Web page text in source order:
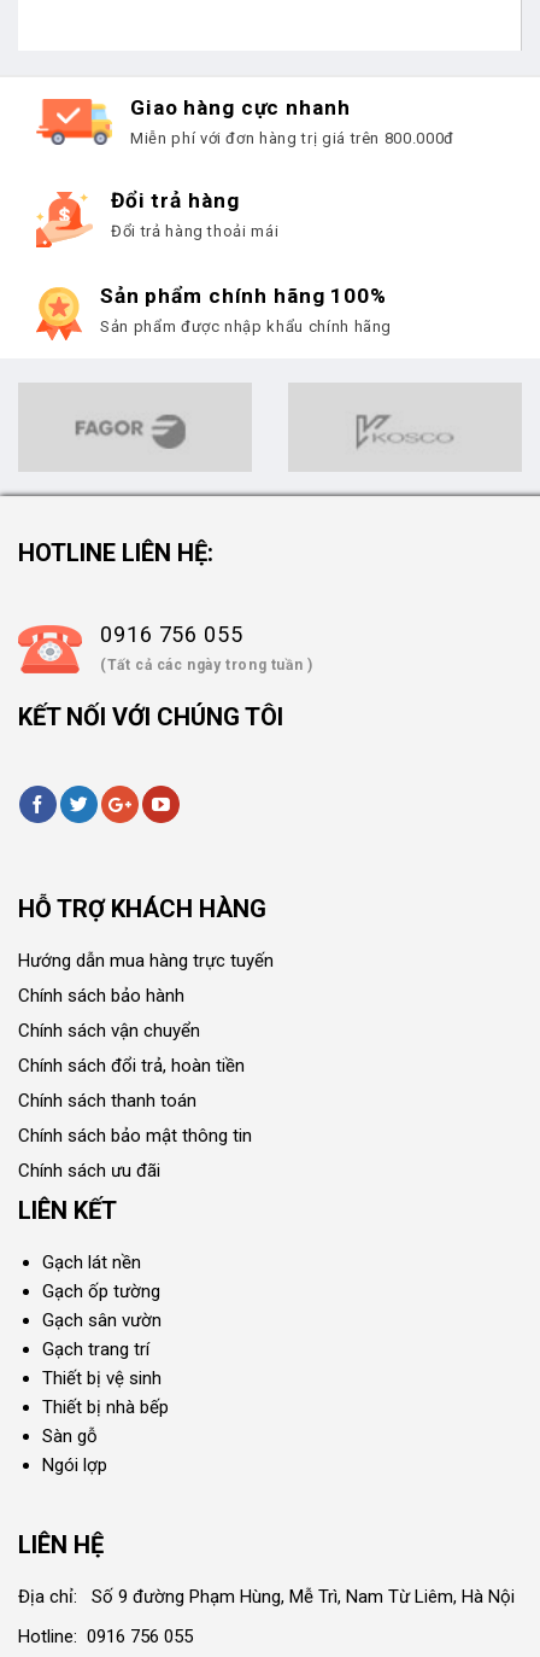
Giao hàng cực nhanh
Miễn phí với đơn hàng trị giá trên 800.000đ
Đổi trả hàng
Đổi trả hàng thoải mái
Sản phẩm chính hãng 100%
Sản phẩm được nhập khẩu chính hãng
HOTLINE LIÊN HỆ:
0916 756 055
(Tất cả các ngày trong tuần )
KẾT NỐI VỚI CHÚNG TÔI
HỖ TRỢ KHÁCH HÀNG
Hướng dẫn mua hàng trực tuyến
Chính sách bảo hành
Chính sách vận chuyển
Chính sách đổi trả, hoàn tiền
Chính sách thanh toán
Chính sách bảo mật thông tin
Chính sách ưu đãi
LIÊN KẾT
Gạch lát nền
Gạch ốp tường
Gạch sân vườn
Gạch trang trí
Thiết bị vệ sinh
Thiết bị nhà bếp
Sàn gỗ
Ngói lợp
LIÊN HỆ
Địa chỉ: Số 9 đường Phạm Hùng, Mễ Trì, Nam Từ Liêm, Hà Nội
Hotline: 0916 756 055